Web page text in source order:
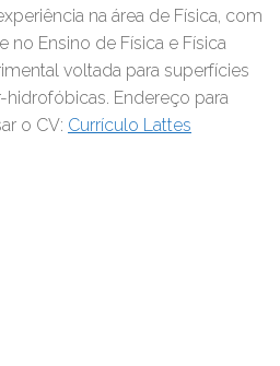
na área de Física, com
no Ensino de Física e Física
voltada para superfícies
hidrofóbicas. Endereço para
o CV: Currículo Lattes